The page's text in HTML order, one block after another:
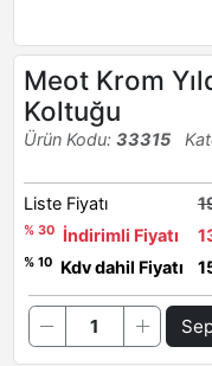
Meot Krom
Koltuğu
Ürün Kodu: 33315
Liste Fiyatı
% 30
İndirimli Fiyatı
% 10
Kdv dahil Fiyatı